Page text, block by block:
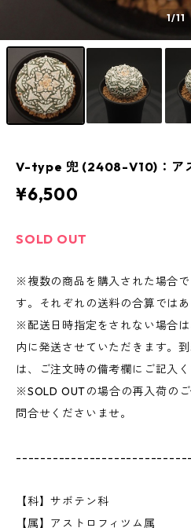
1/11
V-type 兜 (2408-V10)：ア
¥6,500
SOLD OUT
※複数の商品を購入された場合
す。それぞれの送料の合算ではあ
※配送日時指定をされない場合
内に発送させていただきます。
は、ご注文時の備考欄にご記入く
※SOLD OUTの場合の再入荷の
問合せくださいませ。
【科】サボテン科
【属】アストロフィツム属